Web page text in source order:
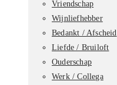
Vriendschap
Wijnliefhebber
Bedankt / Afscheid
Liefde / Bruiloft
Ouderschap
Werk / Collega